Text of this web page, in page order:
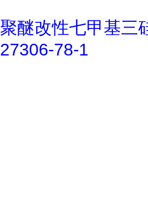
聚醚改性七甲基三
27306-78-1